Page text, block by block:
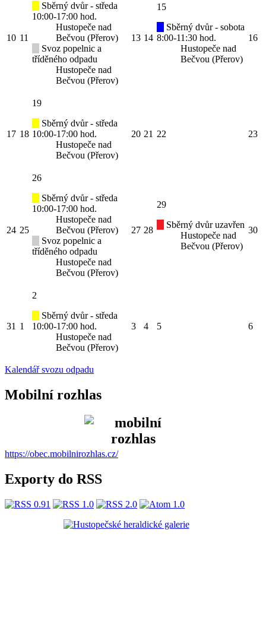
10 11
Sběrný dvůr - středa
10:00-17:00 hod.
Hustopeče nad
Bečvou (Přerov)
Svoz popelnic a
tříděného odpadu
Hustopeče nad
Bečvou (Přerov)
13 14
15
Sběrný dvůr - sobota
8:00-11:30 hod.
Hustopeče nad
Bečvou (Přerov)
16
17 18
19
Sběrný dvůr - středa
10:00-17:00 hod.
Hustopeče nad
Bečvou (Přerov)
20 21 22 23
24 25
26
Sběrný dvůr - středa
10:00-17:00 hod.
Hustopeče nad
Bečvou (Přerov)
Svoz popelnic a
tříděného odpadu
Hustopeče nad
Bečvou (Přerov)
27 28
29
Sběrný dvůr uzavřen
Hustopeče nad
Bečvou (Přerov)
30
31 1
2
Sběrný dvůr - středa
10:00-17:00 hod.
Hustopeče nad
Bečvou (Přerov)
3 4 5 6
Kalendář svozu odpadu
Mobilní rozhlas
https://obec.mobilnirozhlas.cz/
Exporty do RSS